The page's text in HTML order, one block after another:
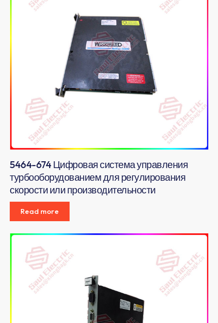
5464-674 Цифровая система управления
турбооборудованием для регулирования
скорости или производительности
Read more